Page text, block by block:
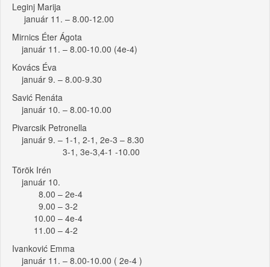
Leginj Marija
január 11. – 8.00-12.00
Mirnics Éter Ágota
január 11. – 8.00-10.00 (4e-4)
Kovács Éva
január 9. – 8.00-9.30
Savić Renáta
január 10. – 8.00-10.00
Pivarcsik Petronella
január 9. – 1-1, 2-1, 2e-3 – 8.30
3-1, 3e-3,4-1 -10.00
Török Irén
január 10.
8.00 – 2e-4
9.00 – 3-2
10.00 – 4e-4
11.00 – 4-2
Ivanković Emma
január 11. – 8.00-10.00 ( 2e-4 )